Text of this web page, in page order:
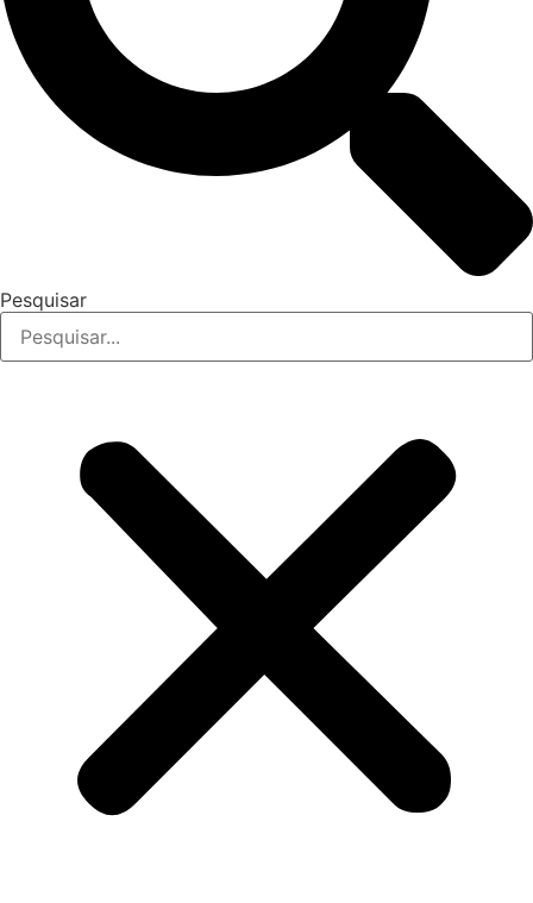
Pesquisar